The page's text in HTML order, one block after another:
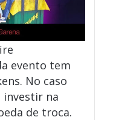
evento tem
No caso
investir na
de troca.